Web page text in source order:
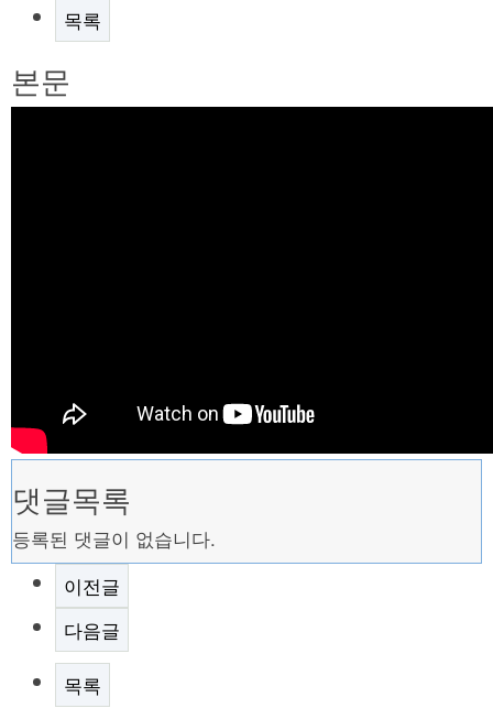
목록
본문
댓글목록
등록된 댓글이 없습니다.
이전글
다음글
목록